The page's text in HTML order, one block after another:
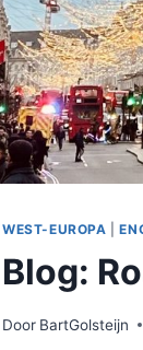
WEST-EUROPA |
Blog:
Door BartGolsteijn